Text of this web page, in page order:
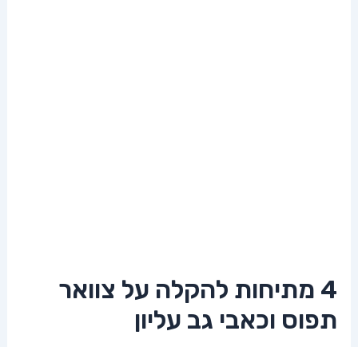
4 מתיחות להקלה על צוואר
תפוס וכאבי גב עליון